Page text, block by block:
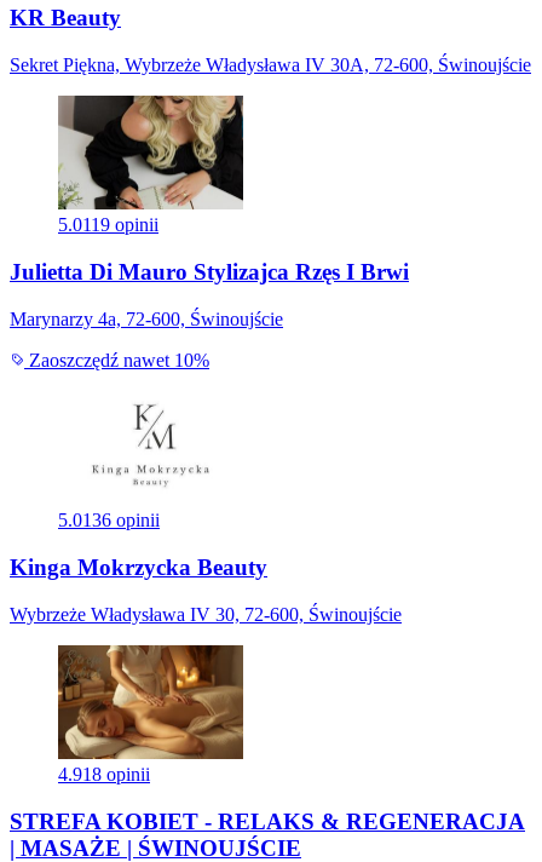
KR Beauty
Sekret Piękna, Wybrzeże Władysława IV 30A, 72-600, Świnoujście
5.0119 opinii
Julietta Di Mauro Stylizajca Rzęs I Brwi
Marynarzy 4a, 72-600, Świnoujście
Zaoszczędź nawet 10%
5.0136 opinii
Kinga Mokrzycka Beauty
Wybrzeże Władysława IV 30, 72-600, Świnoujście
4.918 opinii
STREFA KOBIET - RELAKS & REGENERACJA
| MASAŻE | ŚWINOUJŚCIE